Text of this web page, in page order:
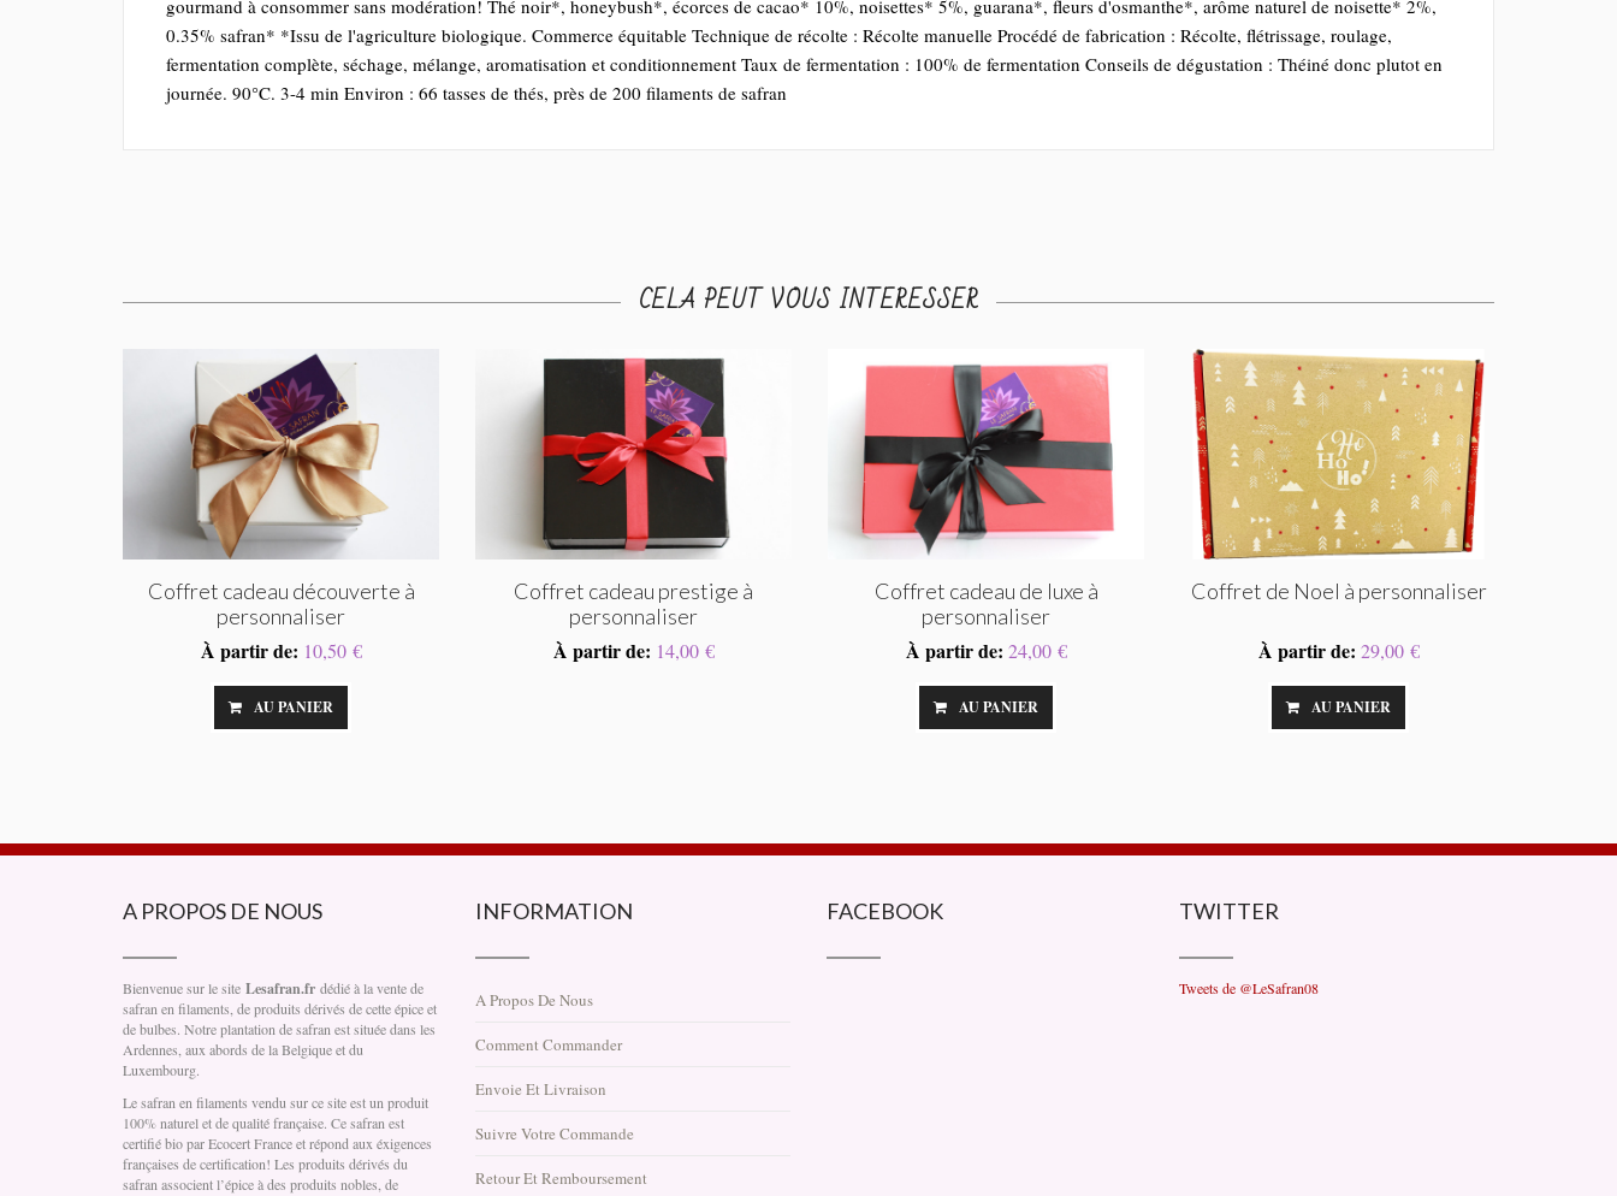
gourmand à consommer sans modération! Thé noir*, honeybush*, écorces de cacao* 10%, noisettes* 5%, guarana*, fleurs d'osmanthe*, arôme naturel de noisette* 2%,
0.35% safran* *Issu de l'agriculture biologique. Commerce équitable Technique de récolte : Récolte manuelle Procédé de fabrication : Récolte, flétrissage, roulage,
fermentation complète, séchage, mélange, aromatisation et conditionnement Taux de fermentation : 100% de fermentation Conseils de dégustation : Théiné donc plutot en
journée. 90°C. 3-4 min Environ : 66 tasses de thés, près de 200 filaments de safran
CELA PEUT VOUS INTERESSER
Coffret cadeau découverte à
personnaliser
À partir de: 10,50 €
AU PANIER
Coffret cadeau prestige à
personnaliser
À partir de: 14,00 €
Coffret cadeau de luxe à
personnaliser
À partir de: 24,00 €
AU PANIER
Coffret de Noel à personnaliser
À partir de: 29,00 €
AU PANIER
A PROPOS DE NOUS
Bienvenue sur le site Lesafran.fr dédié à la vente de
safran en filaments, de produits dérivés de cette épice et
de bulbes. Notre plantation de safran est située dans les
Ardennes, aux abords de la Belgique et du
Luxembourg.
Le safran en filaments vendu sur ce site est un produit
100% naturel et de qualité française. Ce safran est
certifié bio par Ecocert France et répond aux éxigences
françaises de certification! Les produits dérivés du
safran associent l’épice à des produits nobles, de
INFORMATION
A Propos De Nous
Comment Commander
Envoie Et Livraison
Suivre Votre Commande
Retour Et Remboursement
FACEBOOK TWITTER
Tweets de @LeSafran08